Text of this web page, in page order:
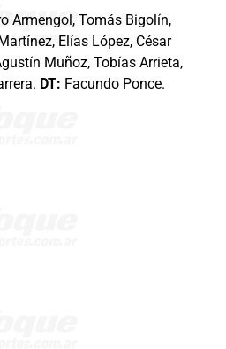
Armengol, Tomás Bigolín,
Elías López, César
Muñoz, Tobías Arrieta,
DT: Facundo Ponce.